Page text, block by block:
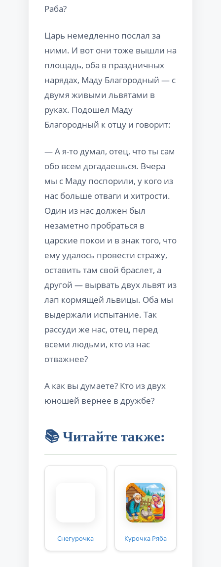
Раба?
Царь немедленно послал за
ними. И вот они тоже вышли на
площадь, оба в праздничных
нарядах, Маду Благородный — с
двумя живыми львятами в
руках. Подошел Маду
Благородный к отцу и говорит:
— А я-то думал, отец, что ты сам
обо всем догадаешься. Вчера
мы с Маду поспорили, у кого из
нас больше отваги и хитрости.
Один из нас должен был
незаметно пробраться в
царские покои и в знак того, что
ему удалось провести стражу,
оставить там свой браслет, а
другой — вырвать двух львят из
лап кормящей львицы. Оба мы
выдержали испытание. Так
рассуди же нас, отец, перед
всеми людьми, кто из нас
отважнее?
А как вы думаете? Кто из двух
юношей вернее в дружбе?
📚 Читайте также:
Снегурочка Курочка Ряба